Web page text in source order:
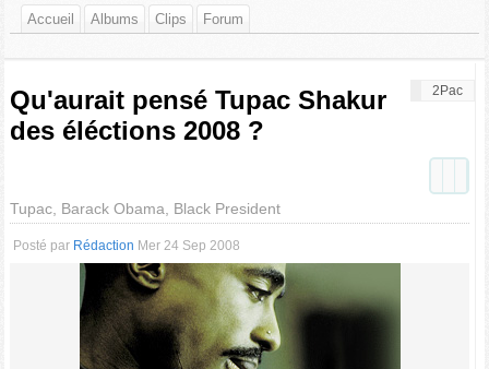
Accueil Albums Clips Forum
2Pac
Qu'aurait pensé Tupac Shakur
des éléctions 2008 ?
Tupac, Barack Obama, Black President
Posté par Rédaction Mer 24 Sep 2008